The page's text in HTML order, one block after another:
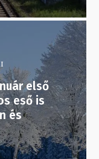
első
eső is
és